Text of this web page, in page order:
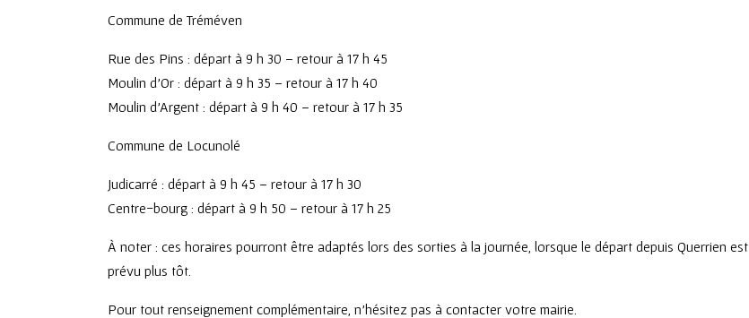
Commune de Tréméven
Rue des Pins : départ à 9 h 30 – retour à 17 h 45
Moulin d’Or : départ à 9 h 35 – retour à 17 h 40
Moulin d’Argent : départ à 9 h 40 – retour à 17 h 35
Commune de Locunolé
Judicarré : départ à 9 h 45 – retour à 17 h 30
Centre-bourg : départ à 9 h 50 – retour à 17 h 25
À noter : ces horaires pourront être adaptés lors des sorties à la journée, lorsque le départ depuis Querrien est
prévu plus tôt.
Pour tout renseignement complémentaire, n’hésitez pas à contacter votre mairie.